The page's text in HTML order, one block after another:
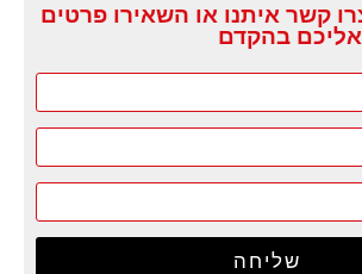
קשר איתנו או השאירו פרטים
אליכם בהקדם
שליחה